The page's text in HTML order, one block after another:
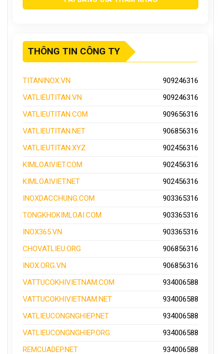
THÔNG TIN CÔNG TY
TITANINOX.VN
909246316
VATLIEUTITAN.VN
909246316
VATLIEUTITAN.COM
909656316
VATLIEUTITAN.NET
906856316
VATLIEUTITAN.XYZ
902456316
KIMLOAIVIET.COM
902456316
KIMLOAIVIET.NET
902456316
INOXDACCHUNG.COM
903365316
TONGKHOKIMLOAI.COM
903365316
INOX365.VN
903365316
CHOVATLIEU.ORG
906856316
INOX.ORG.VN
906856316
VATTUCOKHIVIETNAM.COM
934006588
VATTUCOKHIVIETNAM.NET
934006588
VATLIEUCONGNGHIEP.NET
934006588
VATLIEUCONGNGHIEP.ORG
934006588
REMCUADEP.NET
934006588